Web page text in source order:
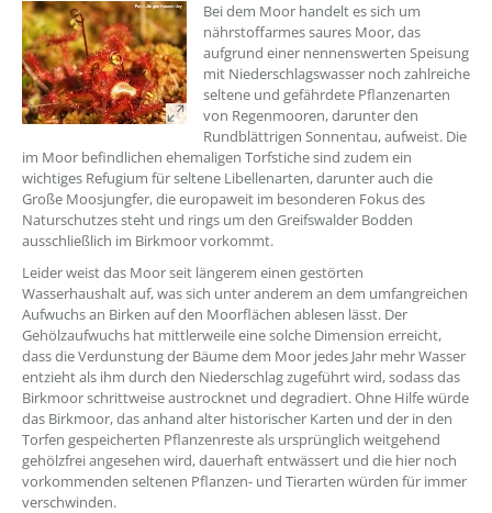
Bei dem Moor handelt es sich um
nährstoffarmes saures Moor, das
aufgrund einer nennenswerten Speisung
mit Niederschlagswasser noch zahlreiche
seltene und gefährdete Pflanzenarten
von Regenmooren, darunter den
Rundblättrigen Sonnentau, aufweist. Die
im Moor befindlichen ehemaligen Torfstiche sind zudem ein
wichtiges Refugium für seltene Libellenarten, darunter auch die
Große Moosjungfer, die europaweit im besonderen Fokus des
Naturschutzes steht und rings um den Greifswalder Bodden
ausschließlich im Birkmoor vorkommt.
Leider weist das Moor seit längerem einen gestörten
Wasserhaushalt auf, was sich unter anderem an dem umfangreichen
Aufwuchs an Birken auf den Moorflächen ablesen lässt. Der
Gehölzaufwuchs hat mittlerweile eine solche Dimension erreicht,
dass die Verdunstung der Bäume dem Moor jedes Jahr mehr Wasser
entzieht als ihm durch den Niederschlag zugeführt wird, sodass das
Birkmoor schrittweise austrocknet und degradiert. Ohne Hilfe würde
das Birkmoor, das anhand alter historischer Karten und der in den
Torfen gespeicherten Pflanzenreste als ursprünglich weitgehend
gehölzfrei angesehen wird, dauerhaft entwässert und die hier noch
vorkommenden seltenen Pflanzen- und Tierarten würden für immer
verschwinden.